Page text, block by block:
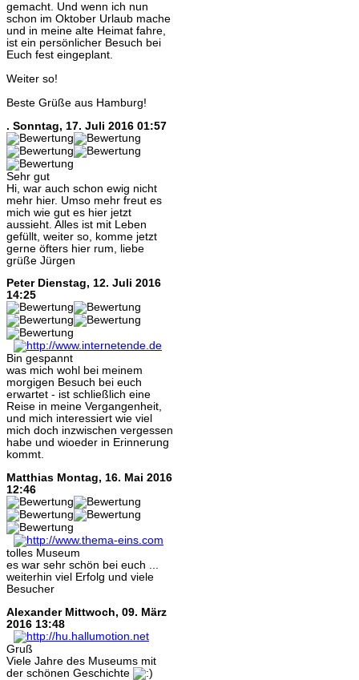
gemacht. Und wenn ich nun
schon im Oktober Urlaub mache
und in meine alte Heimat fahre,
ist ein persönlicher Besuch bei
Euch fest eingeplant.
Weiter so!
Beste Grüße aus Hamburg!
. Sonntag, 17. Juli 2016 01:57
Sehr gut
Hi, war auch schon ewig nicht
mehr hier. Umso mehr freut es
mich wie gut es hier jetzt
aussieht. Alles ist mit Leben
gefüllt, weiter so, komme jetzt
gerne öfters hier rum, liebe
grüße Jürgen
Peter Dienstag, 12. Juli 2016
14:25
Bin gespannt
was mich wohl bei meinem
morgigen Besuch bei euch
erwartet - ist schließlich eine
Reise in meine Vergangenheit,
und mich interessiert wie viel
mich doch inzwischen vergessen
habe und wioeder in Erinnerung
kommt.
Matthias Montag, 16. Mai 2016
12:46
tolles Museum
es war sehr schön bei euch ...
weiterhin viel Erfolg und viele
Besucher
Alexander Mittwoch, 09. März
2016 13:48
Gruß
Viele Jahre des Museums mit
der schönen Geschichte